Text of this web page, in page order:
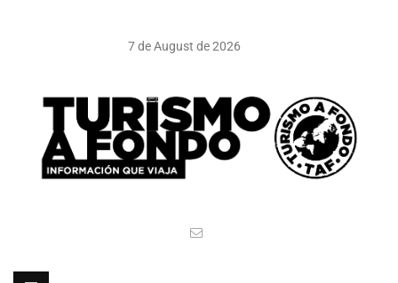
7 de August de 2026